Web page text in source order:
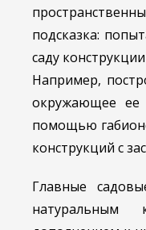
подсказка:
саду
Например,
окружающее ее
помощью
конструкций с
Главные
натуральным